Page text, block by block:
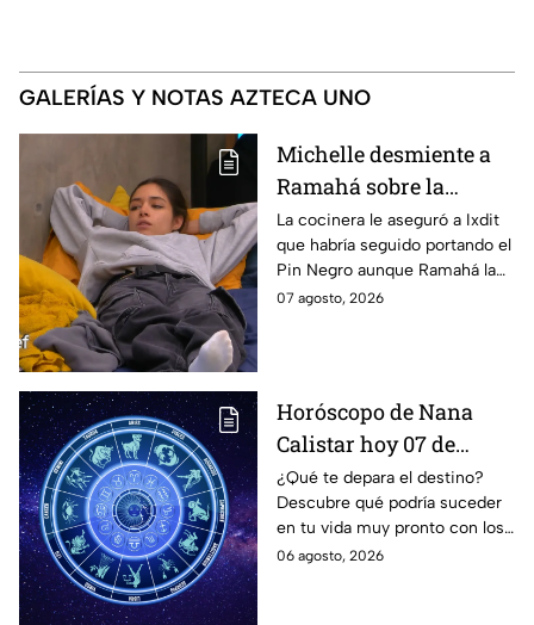
GALERÍAS Y NOTAS AZTECA UNO
Michelle desmiente a
Ramahá sobre la
designación del Pin
Negro a un integrante
de las "Divas" en
MasterChef 24/7
La cocinera le aseguró a Ixdit
que habría seguido portando el
Pin Negro aunque Ramahá la
hubiera subido al balcón
07 agosto, 2026
Horóscopo de Nana
Calistar hoy 07 de
agosto; estos signos
podrían dejar de estar
solteros más pronto de
lo que imaginan y
¿Qué te depara el destino?
Descubre qué podría suceder
en tu vida muy pronto con los
horóscopos de Nana Calistar;
06 agosto, 2026